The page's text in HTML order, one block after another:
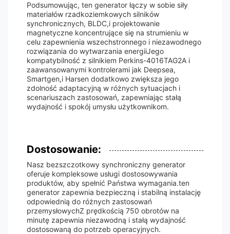
Podsumowując, ten generator łączy w sobie siły
materiałów rzadkoziemkowych silników
synchronicznych, BLDC,i projektowanie
magnetyczne koncentrujące się na strumieniu w
celu zapewnienia wszechstronnego i niezawodnego
rozwiązania do wytwarzania energiiJego
kompatybilność z silnikiem Perkins-4016TAG2A i
zaawansowanymi kontrolerami jak Deepsea,
Smartgen,i Harsen dodatkowo zwiększa jego
zdolność adaptacyjną w różnych sytuacjach i
scenariuszach zastosowań, zapewniając stałą
wydajność i spokój umysłu użytkownikom.
Dostosowanie:
Nasz bezszczotkowy synchroniczny generator
oferuje kompleksowe usługi dostosowywania
produktów, aby spełnić Państwa wymagania.ten
generator zapewnia bezpieczną i stabilną instalację
odpowiednią do różnych zastosowań
przemysłowychZ prędkością 750 obrotów na
minutę zapewnia niezawodną i stałą wydajność
dostosowaną do potrzeb operacyjnych.